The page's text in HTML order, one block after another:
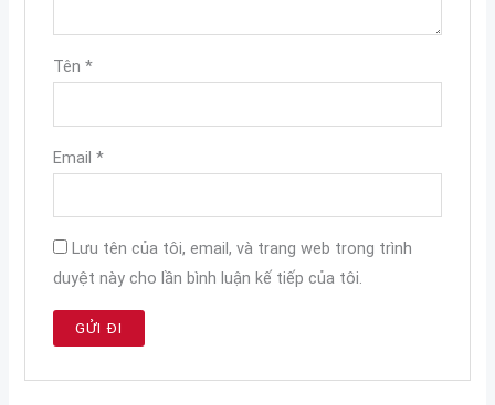
Tên *
Email *
Lưu tên của tôi, email, và trang web trong trình
duyệt này cho lần bình luận kế tiếp của tôi.